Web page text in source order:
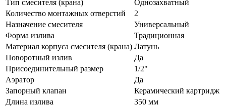
Тип смесителя (крана)
Однозахватный
Количество монтажных отверстий
2
Назначение смесителя
Универсальный
Форма излива
Традиционная
Материал корпуса смесителя (крана) Латунь
Поворотный излив
Да
Присоединительный размер
1/2"
Аэратор
Да
Запорный клапан
Керамический картридж
Длина излива
350 мм